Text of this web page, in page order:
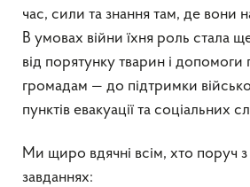
час, сили та знання там, де вони
В умовах війни їхня роль стала
від порятунку тварин і
громадам — до підтримки
пунктів евакуації та соціальних
Ми щиро вдячні всім, хто поруч
завданнях: